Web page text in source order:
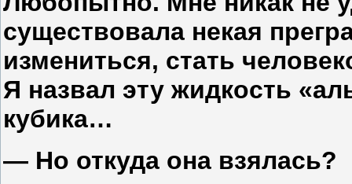
существовала некая
измениться, стать
Я назвал эту жидкость
кубика…
— Но откуда она взялась?